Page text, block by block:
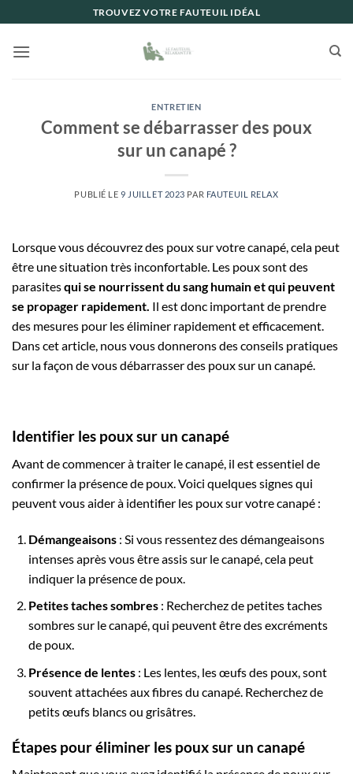
au
contenu
TROUVEZ VOTRE FAUTEUIL IDÉAL
ENTRETIEN
Comment se débarrasser des poux
sur un canapé ?
PUBLIÉ LE9 JUILLET 2023 PAR FAUTEUIL RELAX
Lorsque vous découvrez des poux sur votre canapé, cela peut
être une situation très inconfortable. Les poux sont des
parasitesqui se nourrissent du sang humain et qui peuvent
se propager rapidement. Il est donc important de prendre
des mesures pour les éliminer rapidement et efficacement.
Dans cet article, nous vous donnerons des conseils pratiques
sur la façon de vous débarrasser des poux sur un canapé.
Identifier les poux sur un canapé
Avant de commencer à traiter le canapé, il est essentiel de
confirmer la présence de poux. Voici quelques signes qui
peuvent vous aider à identifier les poux sur votre canapé :
Démangeaisons: Si vous ressentez des démangeaisons
intenses après vous être assis sur le canapé, cela peut
indiquer la présence de poux.
Petites taches sombres: Recherchez de petites taches
sombres sur le canapé, qui peuvent être des excréments
de poux.
Présence de lentes: Les lentes, les œufs des poux, sont
souvent attachées aux fibres du canapé. Recherchez de
petits œufs blancs ou grisâtres.
Étapes pour éliminer les poux sur un canapé